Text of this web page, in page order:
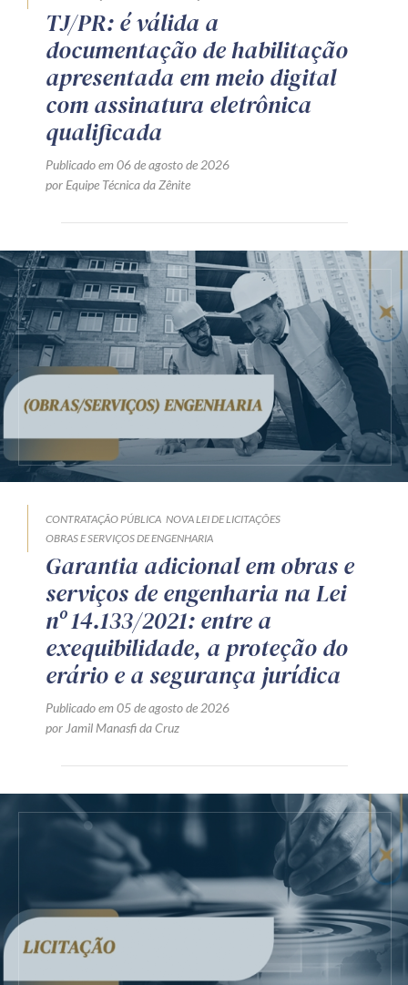
TJ/PR: é válida a
documentação de habilitação
apresentada em meio digital
com assinatura eletrônica
qualificada
Publicado em 06 de agosto de 2026
por Equipe Técnica da Zênite
CONTRATAÇÃO PÚBLICA NOVA LEI DE LICITAÇÕES
OBRAS E SERVIÇOS DE ENGENHARIA
Garantia adicional em obras e
serviços de engenharia na Lei
nº 14.133/2021: entre a
exequibilidade, a proteção do
erário e a segurança jurídica
Publicado em 05 de agosto de 2026
por Jamil Manasfi da Cruz